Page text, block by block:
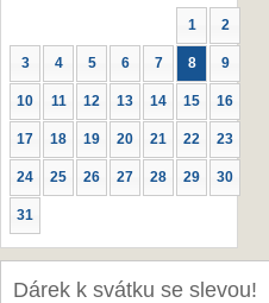
1 2
3 4 5 6 7 8 9
10 11 12 13 14 15 16
17 18 19 20 21 22 23
24 25 26 27 28 29 30
31
Dárek k svátku se slevou!